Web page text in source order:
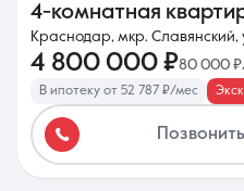
4-комнатная
Краснодар, мкр. Славянский,
4 800 000 ₽80 000
В ипотеку от 52 787 ₽/мес
Позвонить